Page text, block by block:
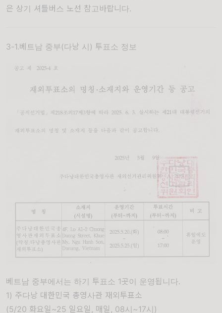
은 상기 셔틀버스 노선 참고바랍니다.
3-1.베트남 중부(다낭 시) 투표소 정보
베트남 중부에서는 하기 투표소 1곳이 운영됩니다.
1) 주다낭 대한민국 총영사관 재외투표소
(5/20 화요일~25 일요일, 매일, 08시~17시)